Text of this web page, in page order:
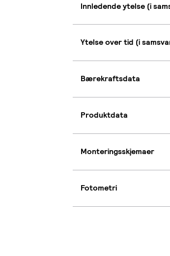
Innledende ytelse (i
Ytelse over tid (i
Bærekraftsdata
Produktdata
Monteringsskjemaer
Fotometri